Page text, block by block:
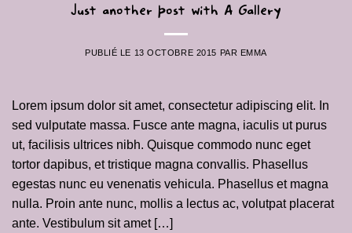
Just another post with A Gallery
PUBLIÉ LE 13 OCTOBRE 2015 PAR EMMA
Lorem ipsum dolor sit amet, consectetur adipiscing elit. In
sed vulputate massa. Fusce ante magna, iaculis ut purus
ut, facilisis ultrices nibh. Quisque commodo nunc eget
tortor dapibus, et tristique magna convallis. Phasellus
egestas nunc eu venenatis vehicula. Phasellus et magna
nulla. Proin ante nunc, mollis a lectus ac, volutpat placerat
ante. Vestibulum sit amet […]